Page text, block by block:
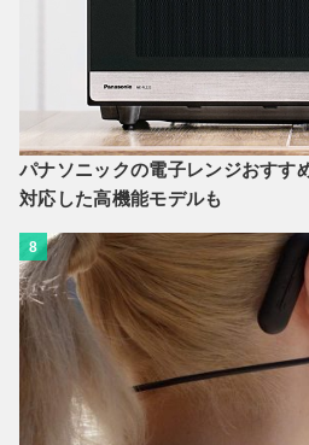
パナソニックの電子レンジおすす
対応した高機能モデルも
8